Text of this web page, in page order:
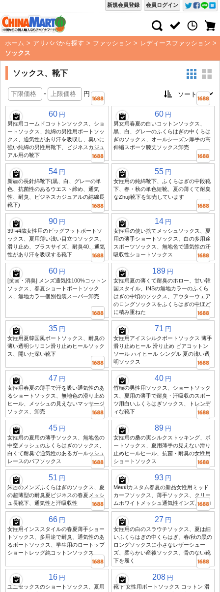
会員ログイン
新規会員登録
ホーム > アリババから探す > ファッション > レディースファッション >
ソックス
ソックス、靴下
- 円
60 円
男性用コームドコットンソックス、ショ
ートソックス、純綿の男性用ボートソッ
クス、通気性があり汗を吸収し、臭いに
強い純綿の男性用靴下、ビジネスカジュ
アル用の靴下
60 円
男女用春夏の白いコットンソックス、
黒、白、グレーのふくらはぎの中くらは
ぎのソックス、オールシーズン厚手の高
伸縮スポーツ膝丈ソックス卸売
54 円
新疆の長針綿靴下(黒、白、グレーの単
色、抗菌性のあるウエスト締め、通気
性、耐臭、ビジネスカジュアルの純綿長
靴下)
55 円
女性用の純綿靴下、ふくらはぎの中段靴
下、春・秋の単色短靴、夏の薄くて耐臭
なZhuji靴下を卸売しています
90 円
39-44歳女性用のビッグフットボートソ
ックス、夏用薄い浅い目立つソックス、
滑り止め、プラスサイズ、耐臭40、通気
性があり汗を吸収する靴下
14 円
女性用の使い捨てメッシュソックス、夏
用の薄手ショートソックス、白の多用途
スポーツソックス、無地色で通気性の汗
吸収性ショートソックス
60 円
[抗菌・消臭] メンズ通気性100%コットン
ソックス、春夏ショートボートソック
ス、無地カラー個別包装スーパー卸売
189 円
女性用夏の薄くて耐臭のホロー、甘い韓
国スタイル、INSの無地カラーのふくら
はぎの中頃のソックス、アウターウェア
のロングソックスをふくらはぎの中ほど
に積み重ねた
35 円
女性用夏韓国風ボートソックス、耐臭の
薄い透明シリコン滑り止めヒールソック
ス、開いた深い靴下
71 円
女性用アイスシルクボートソックス 薄手
滑り止めヒール 滑り止め ピアコットン
ソール ハイヒール シングル 夏の浅い透
明ソックス
47 円
女性用春夏の薄手で汗を吸い通気性のあ
るショートソックス、無地色の滑り止め
ヒール、メッシュの見えないマッサージ
ソックス、卸売
40 円
竹機の男性用ソックス、ショートソック
ス、夏用の薄手で耐臭・汗吸収のスポー
ツ用白いふくらはぎソックス、トレンデ
ィな靴下
45 円
女性用の夏用の薄手ソックス、無地色の
中空メッシュのふくらはぎのソックス、
白くて耐臭で通気性のあるガールッシュ
レースのパフソックス
89 円
女性用の桑の実シルクストッキング、ボ
ートソックス、夏用薄手の見えない滑り
止めヒールヒール、抗菌・耐臭の女性用
ショートソックス
51 円
朱吉のメンズふくらはぎのソックス、夏
の超薄型の耐臭夏ビジネスの春夏メッシ
ュ長靴下、通気性と汗吸収性
93 円
Mekkiカスタム春夏の新品女性用ミッド
カーフソックス、薄手ソックス、クリー
ムホワイトメッシュ通気性インズ、Zhuji
66 円
女性用インススタイルの春夏薄手ショー
トソックス、多用途で耐臭、通気性のあ
るボートソックス、学生用のロートップ
ショートレッグ純コットンソックス
27 円
女性用の白のスラウチソックス、夏は細
いふくらはぎの中くらはぎ、春/秋の黒の
ロングソックスに小さなレザーシュー
ズ、柔らかい産後ソックス、骨のない靴
下を履く
16 円
ユニセックスのショートソックス、夏用
208 円
靴下 女性用ボートソックス コットン 滑